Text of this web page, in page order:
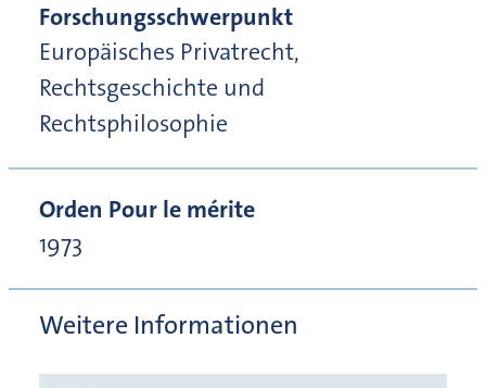
Forschungsschwerpunkt
Europäisches Privatrecht,
Rechtsgeschichte und
Rechtsphilosophie
Orden Pour le mérite
1973
Weitere Informationen